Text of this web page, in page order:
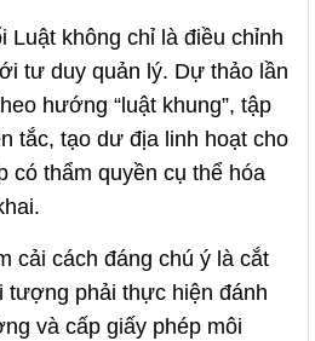
Luật không chỉ là điều chỉnh
tư duy quản lý. Dự thảo lần
hướng “luật khung”, tập
tắc, tạo dư địa linh hoạt cho
có thẩm quyền cụ thể hóa
cải cách đáng chú ý là cắt
tượng phải thực hiện đánh
và cấp giấy phép môi